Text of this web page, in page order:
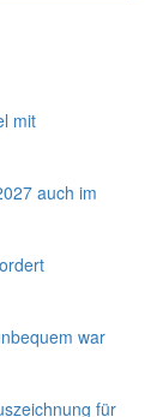
mit
auch im
war
für